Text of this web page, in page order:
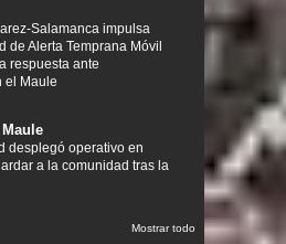
Salamanca impulsa
de Alerta Temprana Móvil
respuesta ante
el Maule
desplegó operativo en
a la comunidad tras la
Mostrar todo